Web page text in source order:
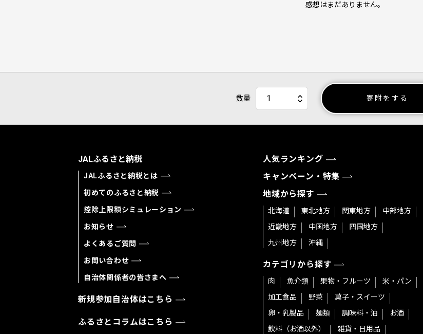
感想はまだありません。
数量 寄附をする
JALふるさと納税
JALふるさと納税とは
初めてのふるさと納税
控除上限額シミュレーション
お知らせ
よくあるご質問
お問い合わせ
自治体関係者の皆さまへ
新規参加自治体はこちら
ふるさとコラムはこちら
人気ランキング
キャンペーン・特集
地域から探す
北海道 東北地方 関東地方
中部地方
近畿地方
中国地方
四国地方
九州地方
沖縄
カテゴリから探す
肉 魚介類 果物・フルーツ
米・パン
加工食品
野菜
菓子・スイーツ
卵・乳製品
麺類 調味料・油
お酒
飲料（お酒以外）
雑貨・日用品